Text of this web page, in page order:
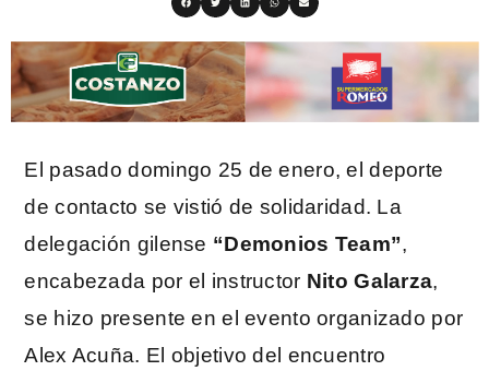
El pasado domingo 25 de enero, el deporte
de contacto se vistió de solidaridad. La
delegación gilense “Demonios Team”,
encabezada por el instructor Nito Galarza,
se hizo presente en el evento organizado por
Alex Acuña. El objetivo del encuentro